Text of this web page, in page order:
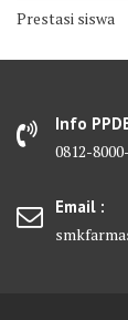
Prestasi siswa
Info
0812-
Email :